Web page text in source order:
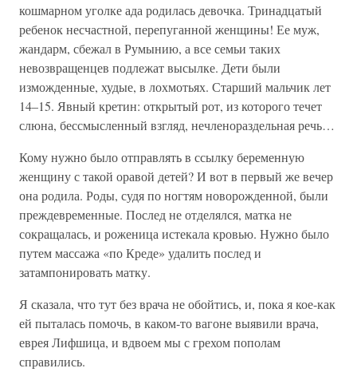
кошмарном уголке ада родилась девочка. Тринадцатый
ребенок несчастной, перепуганной женщины! Ее муж,
жандарм, сбежал в Румынию, а все семьи таких
невозвращенцев подлежат высылке. Дети были
изможденные, худые, в лохмотьях. Старший мальчик лет
14–15. Явный кретин: открытый рот, из которого течет
слюна, бессмысленный взгляд, нечленораздельная речь…
Кому нужно было отправлять в ссылку беременную
женщину с такой оравой детей? И вот в первый же вечер
она родила. Роды, судя по ногтям новорожденной, были
преждевременные. Послед не отделялся, матка не
сокращалась, и роженица истекала кровью. Нужно было
путем массажа «по Креде» удалить послед и
затампонировать матку.
Я сказала, что тут без врача не обойтись, и, пока я кое-как
ей пыталась помочь, в каком-то вагоне выявили врача,
еврея Лифшица, и вдвоем мы с грехом пополам
справились.